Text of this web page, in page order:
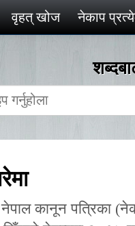
वृहत् खोज नेकाप
कानून पत्रिका